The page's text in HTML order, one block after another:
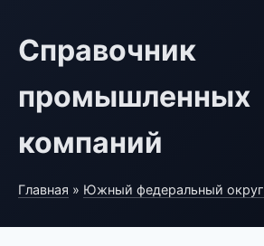
Справочник
промышленных
компаний
Главная » Южный федеральный округ